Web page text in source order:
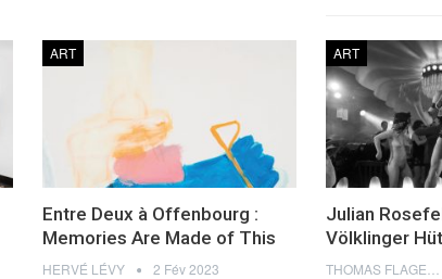
ART
Entre Deux à Offenbourg :
Memories Are Made of This
HERVÉ LÉVY 2 Fév 2023
ART
Julian
Völklinger